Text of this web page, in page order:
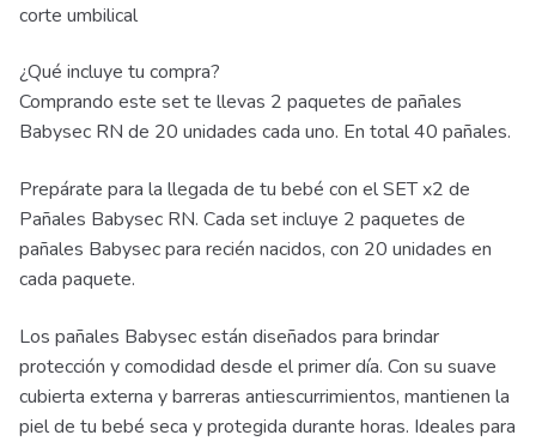
corte umbilical
¿Qué incluye tu compra?
Comprando este set te llevas 2 paquetes de pañales
Babysec RN de 20 unidades cada uno. En total 40 pañales.
Prepárate para la llegada de tu bebé con el SET x2 de
Pañales Babysec RN. Cada set incluye 2 paquetes de
pañales Babysec para recién nacidos, con 20 unidades en
cada paquete.
Los pañales Babysec están diseñados para brindar
protección y comodidad desde el primer día. Con su suave
cubierta externa y barreras antiescurrimientos, mantienen la
piel de tu bebé seca y protegida durante horas. Ideales para